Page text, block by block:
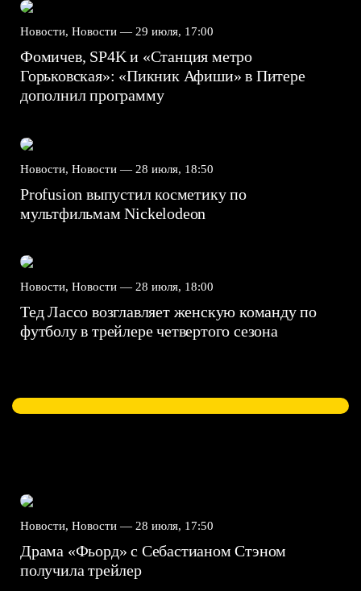
Новости, Новости — 29 июля, 17:00
Фомичев, SP4K и «Станция метро
Горьковская»: «Пикник Афиши» в Питере
дополнил программу
Новости, Новости — 28 июля, 18:50
Profusion выпустил косметику по
мультфильмам Nickelodeon
Новости, Новости — 28 июля, 18:00
Тед Лассо возглавляет женскую команду по
футболу в трейлере четвертого сезона
Новости, Новости — 28 июля, 17:50
Драма «Фьорд» с Себастианом Стэном
получила трейлер